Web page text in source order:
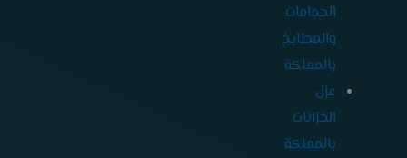
الحمامات
والمطابخ
بالمملكة
عزل
الخزانات
بالمملكة